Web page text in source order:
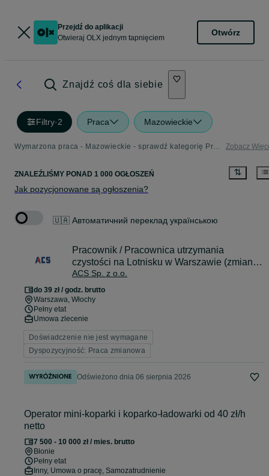
Przejdź do aplikacji
Otwieraj OLX jednym tapnięciem
Otwórz
Znajdź coś dla siebie
Filtry·2 Praca Mazowieckie
Wymarzona praca - Mazowieckie - sprawdź kategorię Praca Zobacz
ZNALEŹLIŚMY PONAD 1 000 OGŁOSZEŃ
Jak pozycjonowane są ogłoszenia?
🇺🇦 Автоматичний переклад українською
Pracownik / Pracownica utrzymania
czystości na Lotnisku w Warszawie (zmiany
12h)
ACS Sp. z o.o.
do 39 zł / godz. brutto
Warszawa, Włochy
Pełny etat
Umowa zlecenie
Doświadczenie nie jest wymagane
Dyspozycyjność: Praca zmianowa
Odświeżono dnia 06 sierpnia 2026
Operator mini-koparki i koparko-ładowarki od 40 zł/h
netto
7 500 - 10 000 zł / mies. brutto
Błonie
Pełny etat
Inny, Umowa o pracę, Samozatrudnienie